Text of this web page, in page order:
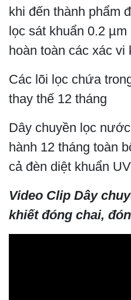
khi đến thành phẩm
lọc sát khuẩn 0.2
hoàn toàn các xác vi
Các lõi lọc chứa
thay thế 12 tháng
Dây chuyền lọc
hành 12 tháng toàn
cả đèn diệt khuẩn
Video Clip Dây
khiết đóng chai,